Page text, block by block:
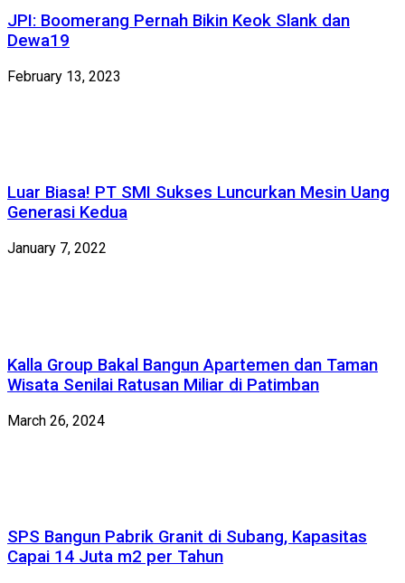
JPI: Boomerang Pernah Bikin Keok Slank dan
Dewa19
February 13, 2023
Luar Biasa! PT SMI Sukses Luncurkan Mesin Uang
Generasi Kedua
January 7, 2022
Kalla Group Bakal Bangun Apartemen dan Taman
Wisata Senilai Ratusan Miliar di Patimban
March 26, 2024
SPS Bangun Pabrik Granit di Subang, Kapasitas
Capai 14 Juta m2 per Tahun